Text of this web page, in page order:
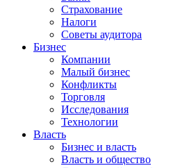
Страхование
Налоги
Советы аудитора
Бизнес
Компании
Малый бизнес
Конфликты
Торговля
Исследования
Технологии
Власть
Бизнес и власть
Власть и общество